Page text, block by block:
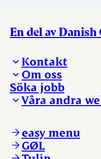
En del av Danish
Kontakt
Presskontakt – För dig
Reklamation
Visselblåsning
Om oss
Vi tar ledningen
Våra ställen
Söka jobb
Våra andra
ESS-FOOD.com
KLS.se
easy menu
GØL